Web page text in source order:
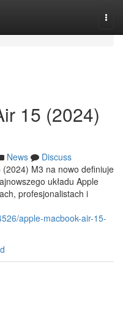
15 (2024)
News
Discuss
M3 na nowo definiuje
układu Apple
profesjonalistach i
apple-macbook-air-15-